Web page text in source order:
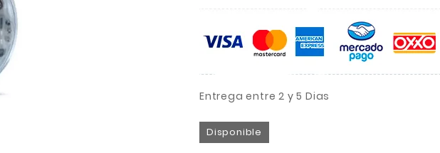
Entrega entre 2 y 5 Dias
Disponible